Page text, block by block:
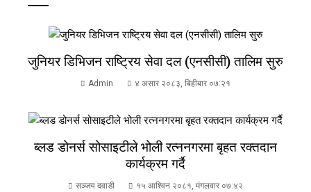
जुनियर डिभिजन राष्ट्रिय सेवा दल (एनसीसी) तालिम सुरु
Admin ४ असार २०८३, बिहीबार ०७:२१
ब्लड डोनर्स सोसाइटीले भोली रत्ननगरमा बृहत रक्तदान
कार्यक्रम गर्दै
सञ्जय दवाडी १५ आश्विन २०८१, मंगलवार ०७:४२